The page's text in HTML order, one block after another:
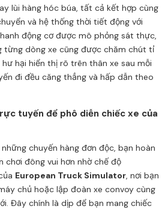
lùi hàng hóc búa, tất cả kết hợp cùng
và hệ thống thời tiết động với
động cơ được mô phỏng sát thực,
từng dòng xe cũng được chăm chút tỉ
hại hiển thị rõ trên thân xe sau mỗi
đi đều căng thẳng và hấp dẫn theo
tuyến để phô diễn chiếc xe của
chuyến hàng đơn độc, bạn hoàn
đông vui hơn nhờ chế độ
European Truck Simulator, nơi bạn
chủ hoặc lập đoàn xe convoy cùng
Đây chính là dịp để bạn mang chiếc